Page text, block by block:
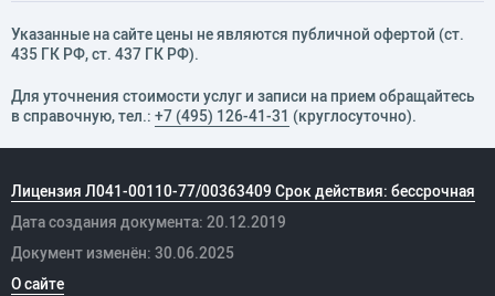
Указанные на сайте цены не являются публичной офертой (ст.
435 ГК РФ, cт. 437 ГК РФ).
Для уточнения стоимости услуг и записи на прием обращайтесь
в справочную, тел.: +7 (495) 126-41-31 (круглосуточно).
Лицензия Л041-00110-77/00363409 Срок действия: бессрочная
Дата создания документа: 20.12.2019
Документ изменён: 30.06.2025
О сайте